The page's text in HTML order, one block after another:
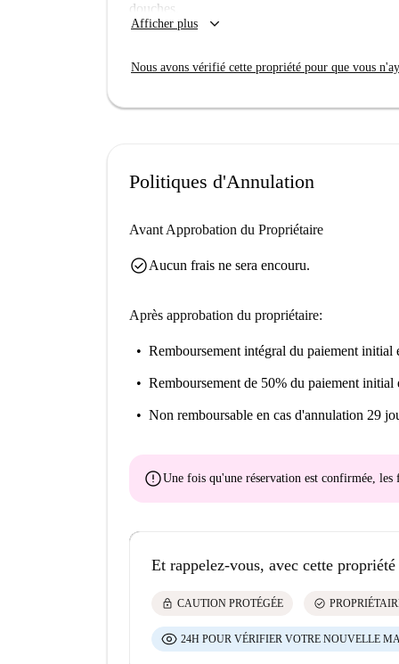
douches.
Afficher plus keyboard_arrow_down
Nous avons vérifié cette propriété pour que vous
Politiques d'Annulation
Avant Approbation du Propriétaire
check_circleAucun frais ne sera encouru.
Après approbation du propriétaire:
Remboursement intégral du paiement initial
Remboursement de 50% du paiement initial
Non remboursable en cas d'annulation 29
errorUne fois qu'une réservation est confirmée, les
Et rappelez-vous, avec cette
lock CAUTION PROTÉGÉE check_circle
24H POUR VÉRIFIER VOTRE NOUVELLE